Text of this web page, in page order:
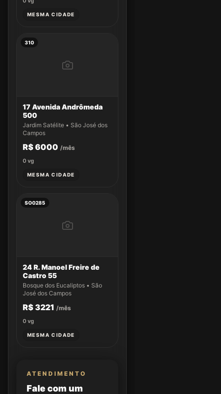
MESMA CIDADE
310
17 Avenida Andrômeda
500
Jardim Satélite • São José dos
Campos
R$ 6000 /mês
0 vg
MESMA CIDADE
SO0285
24 R. Manoel Freire de
Castro 55
Bosque dos Eucaliptos • São
José dos Campos
R$ 3221 /mês
0 vg
MESMA CIDADE
ATENDIMENTO
Fale com um